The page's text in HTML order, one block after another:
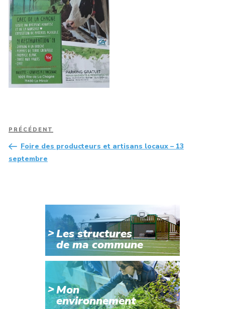
Navigation
de
l’article
Article
précédent
PRÉCÉDENT
Foire des producteurs et artisans locaux – 13
septembre
Les structures
de ma commune
Mon
environnement